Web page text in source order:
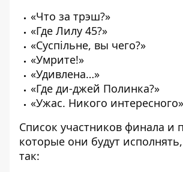
«Что за трэш?»
«Где Лилу 45?»
«Суспільне, вы чего?»
«Умрите!»
«Удивлена…»
«Где ди-джей Полинка?»
«Ужас. Никого
Список участников финала и
которые они будут
так: